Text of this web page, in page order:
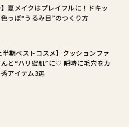
】夏メイクはプレイフルに！ドキッ
っぽ“うるみ目”のつくり方
半期ベストコスメ】クッションファ
と“ハリ蜜肌”に♡ 瞬時に毛穴をカ
アイテム3選